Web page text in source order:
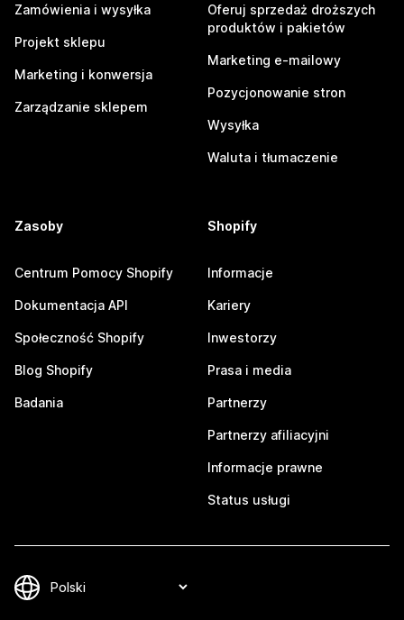
Zamówienia i wysyłka
Projekt sklepu
Marketing i konwersja
Zarządzanie sklepem
Oferuj sprzedaż droższych
produktów i pakietów
Marketing e-mailowy
Pozycjonowanie stron
Wysyłka
Waluta i tłumaczenie
Zasoby
Centrum Pomocy Shopify
Dokumentacja API
Społeczność Shopify
Blog Shopify
Badania
Shopify
Informacje
Kariery
Inwestorzy
Prasa i media
Partnerzy
Partnerzy afiliacyjni
Informacje prawne
Status usługi